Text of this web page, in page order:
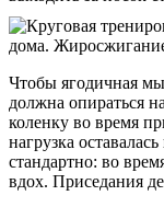
Чтобы ягодичная
должна опираться
коленку во время
нагрузка
стандартно: во
вдох. Приседания